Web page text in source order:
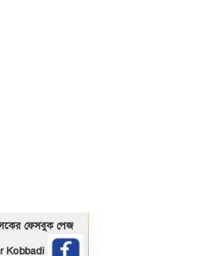
ফেসবুক পেজ
Kobbadi